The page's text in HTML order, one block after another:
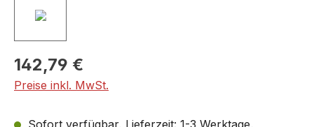
142,79 €
Preise inkl. MwSt.